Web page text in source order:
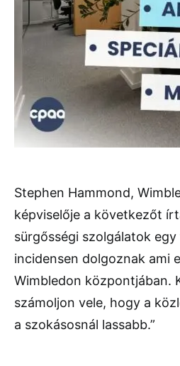
Stephen Hammond,
képviselője a következőt
sürgősségi szolgálatok
incidensen dolgoznak ami
Wimbledon központjában.
számoljon vele, hogy a
a szokásosnál lassabb.”